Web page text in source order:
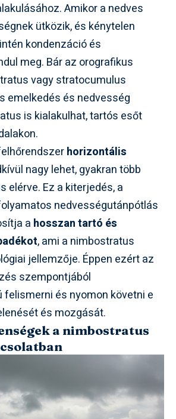
Amikor a nedves
ütközik, és kénytelen
kondenzáció és
meg. Bár az orografikus
vagy stratocumulus
emelkedés és nedvesség
is kialakulhat, tartós esőt
horizontális
nagy lehet, gyakran több
elérve. Ez a kiterjedés, a
nedvességutánpótlás
a hosszan tartó és
, ami a nimbostratus
jellemzője. Éppen ezért az
szempontjából
és nyomon követni e
és mozgását.
a nimbostratus